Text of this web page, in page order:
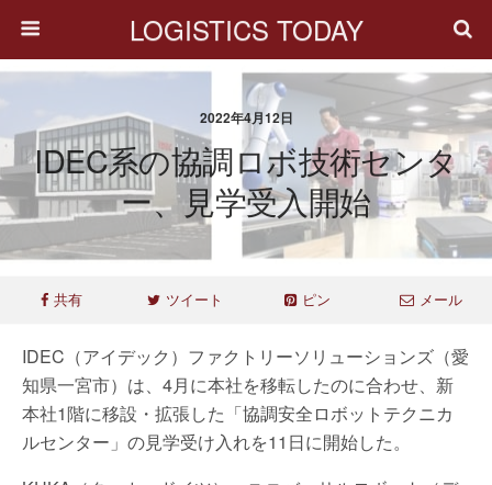
LOGISTICS TODAY
2022年4月12日
IDEC系の協調ロボ技術センタ
ー、見学受入開始
共有 ツイート ピン メール
IDEC（アイデック）ファクトリーソリューションズ（愛
知県一宮市）は、4月に本社を移転したのに合わせ、新
本社1階に移設・拡張した「協調安全ロボットテクニカ
ルセンター」の見学受け入れを11日に開始した。